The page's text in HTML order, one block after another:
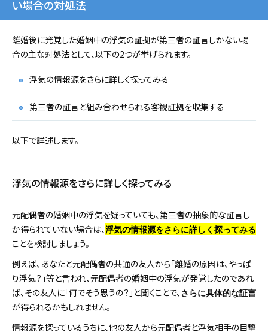
い場合の対処法
離婚後に発覚した婚姻中の浮気の証拠が第三者の証言しかない場
合の主な対処法として、以下の2つが挙げられます。
浮気の情報源をさらに詳しく探ってみる
第三者の証言と組み合わせられる客観証拠を収集する
以下で詳述します。
浮気の情報源をさらに詳しく探ってみる
元配偶者の婚姻中の浮気を疑っていても、第三者の抽象的な証言し
か得られていない場合は、浮気の情報源をさらに詳しく探ってみる
ことを検討しましょう。
例えば、あなたと元配偶者の共通の友人から「離婚の原因は、やっぱ
り浮気？」等と言われ、元配偶者の婚姻中の浮気が発覚したのであれ
ば、その友人に「何でそう思うの？」と聞くことで、 さらに具体的な証言
が得られるかもしれません。
情報源を探っているうちに、他の友人から元配偶者と浮気相手の目撃